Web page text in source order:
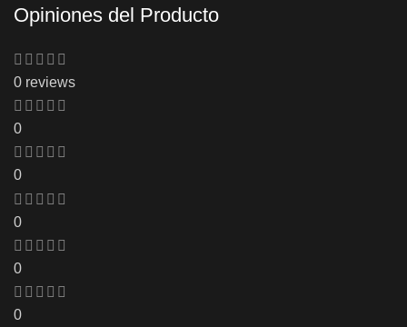
Opiniones del Producto
0 reviews
0
0
0
0
0